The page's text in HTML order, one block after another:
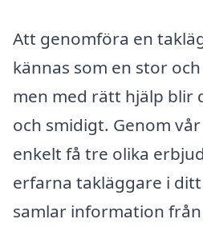
Att genomföra en
kännas som en stor
men med rätt hjälp blir
och smidigt. Genom
enkelt få tre olika
erfarna takläggare i
samlar information